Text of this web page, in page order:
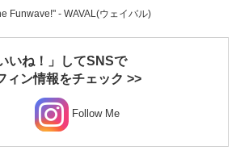
Funwave!" - WAVAL(ウェイバル)
いいね！」してSNSで
ィン情報をチェック >>
Follow Me